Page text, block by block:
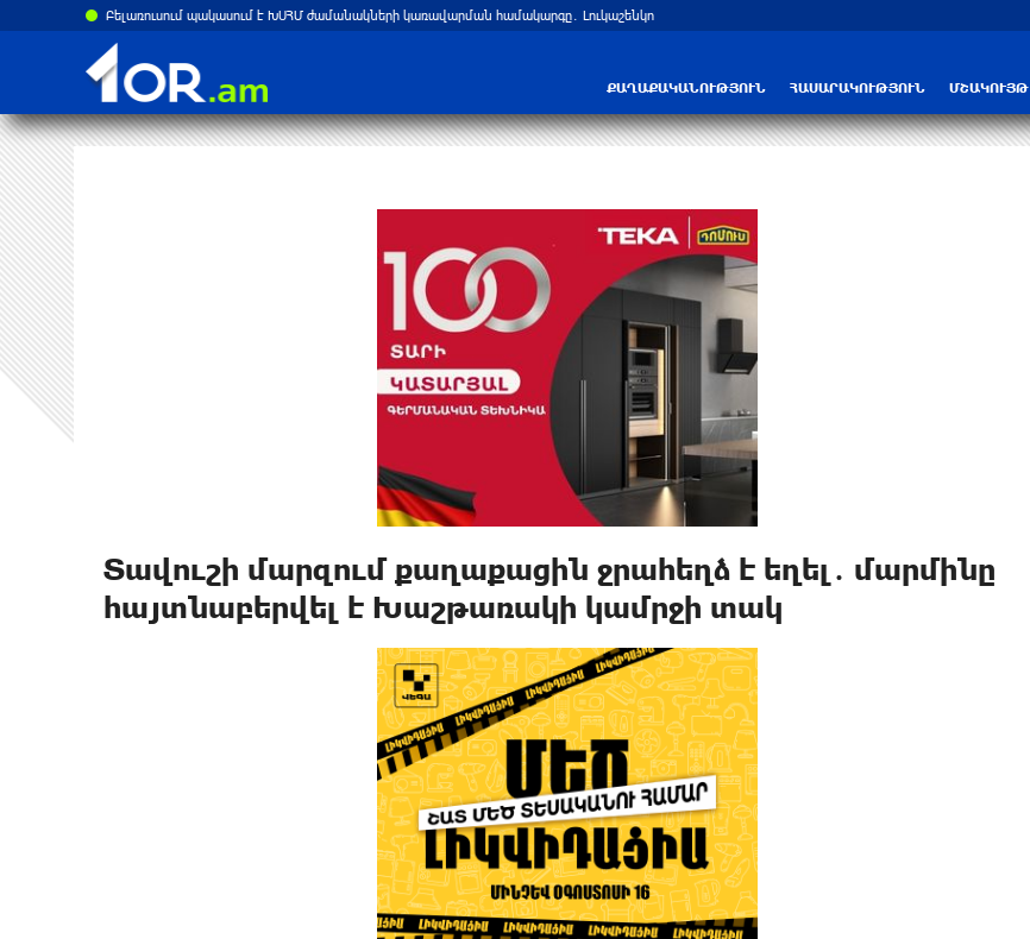
Բելառուսում պակասում է ԽՍՀՄ ժամանակների կառավարման համակարգը․ Լուկաշենկո
ՔԱՂԱՔԱԿԱՆՈՒԹՅՈՒՆ ՀԱՍԱՐԱԿՈՒԹՅՈՒՆ ՄՇԱԿՈՒՅԹ
Տավուշի մարզում քաղաքացին ջրահեղձ է եղել․ մարմինը
հայտնաբերվել է Խաշթառակի կամրջի տակ